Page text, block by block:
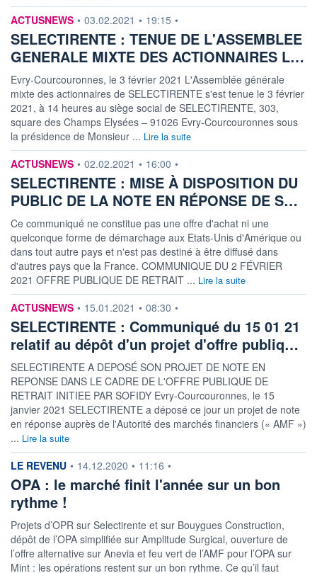
information fournie par
ACTUSNEWS • 03.02.2021 • 19:15 •
SELECTIRENTE : TENUE DE L'ASSEMBLEE
GENERALE MIXTE DES ACTIONNAIRES L…
Evry-Courcouronnes, le 3 février 2021 L'Assemblée générale
mixte des actionnaires de SELECTIRENTE s'est tenue le 3 février
2021, à 14 heures au siège social de SELECTIRENTE, 303,
square des Champs Elysées – 91026 Evry-Courcouronnes sous
la présidence de Monsieur ... Lire la suite
information fournie par
ACTUSNEWS • 02.02.2021 • 16:00 •
SELECTIRENTE : MISE À DISPOSITION DU
PUBLIC DE LA NOTE EN RÉPONSE DE S…
Ce communiqué ne constitue pas une offre d'achat ni une
quelconque forme de démarchage aux Etats-Unis d'Amérique ou
dans tout autre pays et n'est pas destiné à être diffusé dans
d'autres pays que la France. COMMUNIQUE DU 2 FÉVRIER
2021 OFFRE PUBLIQUE DE RETRAIT ... Lire la suite
information fournie par
ACTUSNEWS • 15.01.2021 • 08:30 •
SELECTIRENTE : Communiqué du 15 01 21
relatif au dépôt d'un projet d'offre publiq…
SELECTIRENTE A DEPOSÉ SON PROJET DE NOTE EN
REPONSE DANS LE CADRE DE L'OFFRE PUBLIQUE DE
RETRAIT INITIEE PAR SOFIDY Evry-Courcouronnes, le 15
janvier 2021 SELECTIRENTE a déposé ce jour un projet de note
en réponse auprès de l'Autorité des marchés financiers (« AMF »)
... Lire la suite
information fournie par
LE REVENU • 14.12.2020 • 11:16 •
OPA : le marché finit l'année sur un bon
rythme !
Projets d’OPR sur Selectirente et sur Bouygues Construction,
dépôt de l’OPA simplifiée sur Amplitude Surgical, ouverture de
l’offre alternative sur Anevia et feu vert de l’AMF pour l’OPA sur
Mint : les opérations restent sur un bon rythme. Ce qu’il faut